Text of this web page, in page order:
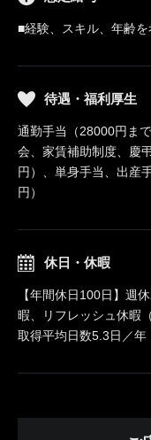
■経験、スキル、年齢
待遇・福利厚生
通勤手当（28000円ま
会、家賃補助制度、慶
円）、単身手当、出産
円）
休日・休暇
【年間休日100日】週
暇、リフレッシュ休暇
取得平均日数5.3日／年